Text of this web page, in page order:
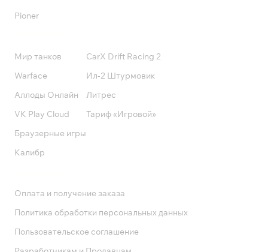
Pioner
Мир танков
Warface
Аллоды Онлайн
VK Play Cloud
Браузерные игры
Калибр
CarX Drift Racing 2
Ил-2 Штурмовик
Литрес
Тариф «Игровой»
Оплата и получение заказа
Политика обработки персональных данных
Пользовательское соглашение